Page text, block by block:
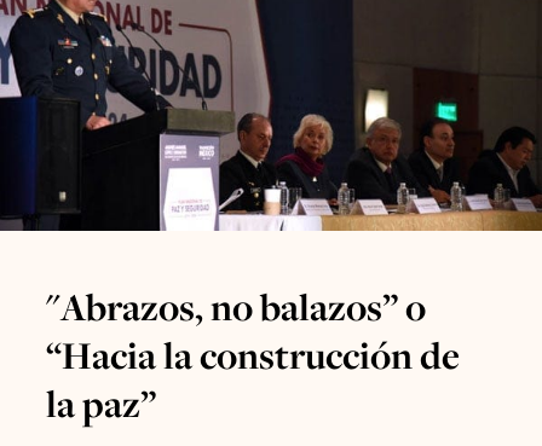
"Abrazos, no balazos” o
“Hacia la construcción de
la paz”